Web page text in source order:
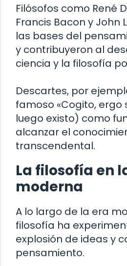
Filósofos como René
Francis Bacon y John
las bases del
y contribuyeron al
ciencia y la filosofía
Descartes, por
famoso «Cogito, ergo
luego existo) como
alcanzar el
transcendental.
La filosofía en
moderna
A lo largo de la era
filosofía ha
explosión de ideas y
pensamiento.